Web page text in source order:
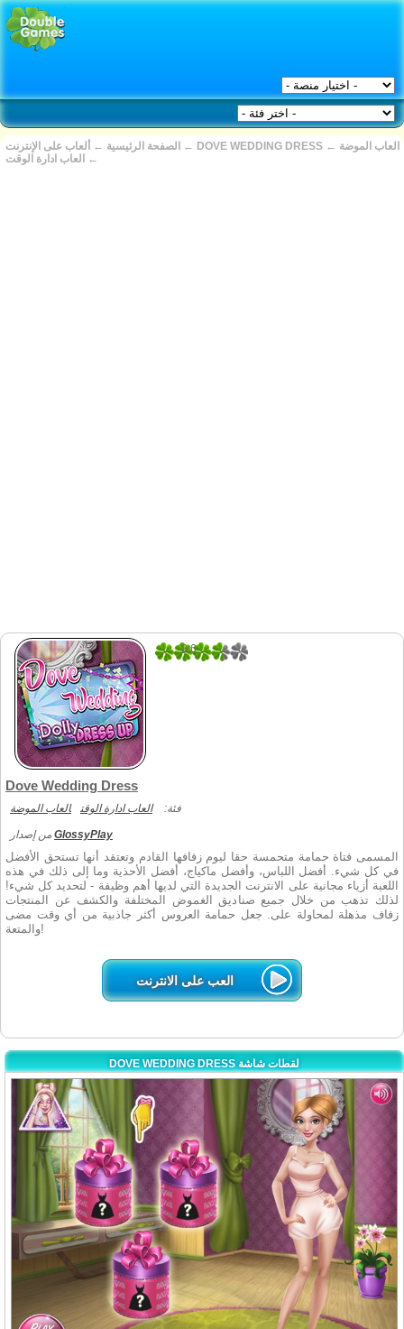
الصفحة الرئيسية ← ألعاب على الإنترنت ← DOVE WEDDING DRESS ← العاب الموضة
←
العاب ادارة الوقت
2.6
Dove Wedding Dress
فئة: العاب ادارة الوقت العاب الموضة
GlossyPlay
المسمى فتاة حمامة متحمسة حقا ليوم زفافها القادم وتعتقد أنها تستحق الأفضل
في كل شيء. أفضل اللباس، وأفضل ماكياج، أفضل الأحذية وما إلى ذلك في هذه
اللعبة أزياء مجانية على الانترنت الجديدة التي لديها أهم وظيفة - لتحديد كل شيء!
لذلك تذهب من خلال جميع صناديق الغموض المختلفة والكشف عن المنتجات
زفاف مذهلة لمحاولة على. جعل حمامة العروس أكثر جاذبية من أي وقت مضى
والمتعة!
العب على الانترنت
DOVE WEDDING DRESS لقطات شاشة